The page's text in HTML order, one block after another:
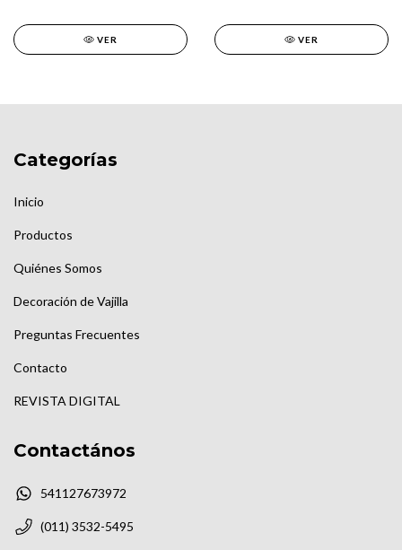
VER VER
Categorías
Inicio
Productos
Quiénes Somos
Decoración de Vajilla
Preguntas Frecuentes
Contacto
REVISTA DIGITAL
Contactános
541127673972
(011) 3532-5495